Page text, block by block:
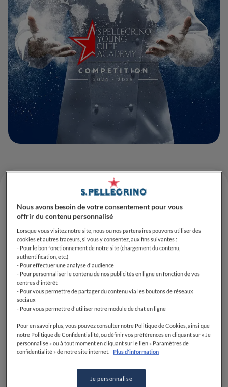
Les candidatures pour le concours S.Pellegrino Young
Chef Academy 2024-25, la recherche de talents
culinaires la plus passionnante au monde, sont
désormais ouvertes.
INSCRIVEZ-VOUS ICI
Le concours, qui revient pour une sixième édition
après le succès de 2022-23, donne aux jeunes chefs
Nous avons besoin de votre consentement pour vous
offrir du contenu personnalisé
Lorsque vous visitez notre site, nous ou nos partenaires pouvons utiliser des
cookies et autres traceurs, si vous y consentez, aux fins suivantes :
- Pour le bon fonctionnement de notre site (chargement du contenu,
authentification, etc.)
- Pour effectuer une analyse d'audience
- Pour personnaliser le contenu de nos publicités en ligne en fonction de vos
centres d'intérêt
- Pour vous permettre de partager du contenu via les boutons de réseaux
sociaux
- Pour vous permettre d'utiliser notre module de chat en ligne
Pour en savoir plus, vous pouvez consulter notre Politique de Cookies, ainsi que
notre Politique de Confidentialité, ou définir vos préférences en cliquant sur « Je
personnalise » ou à tout moment en cliquant sur le lien « Paramètres de
confidentialité » de notre site internet.
Plus d'information
Je personnalise